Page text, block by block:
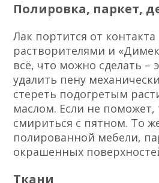
Полировка, паркет,
Лак портится от контакта
растворителями и
всё, что можно сделать –
удалить пену
стереть подогретым
маслом. Если не поможет,
смириться с пятном. То
полированной мебели,
окрашенных
Ткани